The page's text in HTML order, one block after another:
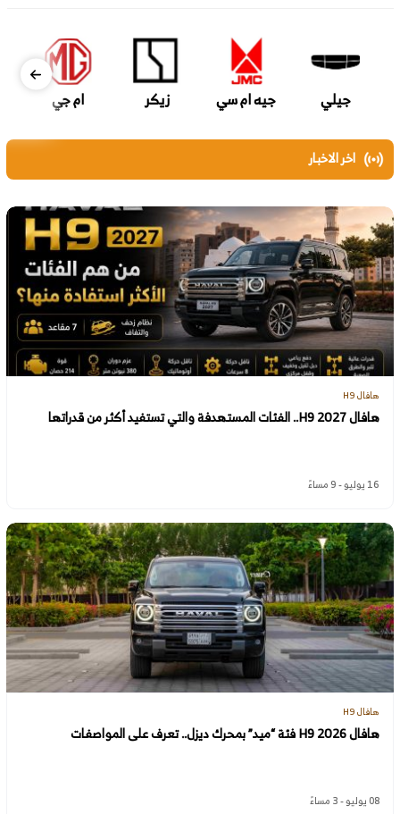
جيلي جيه ام سي زيكر ام جي
اخر الاخبار
هافال H9
هافال H9 2027.. الفئات المستهدفة والتي تستفيد أكثر من قدراتها
16 يوليو - 9 مساءً
هافال H9
هافال H9 2026 فئة “ميد” بمحرك ديزل.. تعرف على المواصفات
08 يوليو - 3 مساءً